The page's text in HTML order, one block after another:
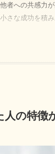
他者への共感力
小さな成功を積
人の特徴